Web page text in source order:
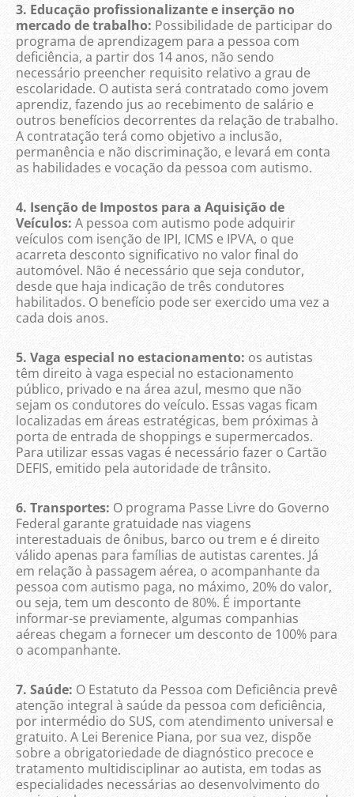
3. Educação profissionalizante e inserção no
mercado de trabalho: Possibilidade de participar do
programa de aprendizagem para a pessoa com
deficiência, a partir dos 14 anos, não sendo
necessário preencher requisito relativo a grau de
escolaridade. O autista será contratado como jovem
aprendiz, fazendo jus ao recebimento de salário e
outros benefícios decorrentes da relação de trabalho.
A contratação terá como objetivo a inclusão,
permanência e não discriminação, e levará em conta
as habilidades e vocação da pessoa com autismo.
4. Isenção de Impostos para a Aquisição de
Veículos: A pessoa com autismo pode adquirir
veículos com isenção de IPI, ICMS e IPVA, o que
acarreta desconto significativo no valor final do
automóvel. Não é necessário que seja condutor,
desde que haja indicação de três condutores
habilitados. O benefício pode ser exercido uma vez a
cada dois anos.
5. Vaga especial no estacionamento: os autistas
têm direito à vaga especial no estacionamento
público, privado e na área azul, mesmo que não
sejam os condutores do veículo. Essas vagas ficam
localizadas em áreas estratégicas, bem próximas à
porta de entrada de shoppings e supermercados.
Para utilizar essas vagas é necessário fazer o Cartão
DEFIS, emitido pela autoridade de trânsito.
6. Transportes: O programa Passe Livre do Governo
Federal garante gratuidade nas viagens
interestaduais de ônibus, barco ou trem e é direito
válido apenas para famílias de autistas carentes. Já
em relação à passagem aérea, o acompanhante da
pessoa com autismo paga, no máximo, 20% do valor,
ou seja, tem um desconto de 80%. É importante
informar-se previamente, algumas companhias
aéreas chegam a fornecer um desconto de 100% para
o acompanhante.
7. Saúde: O Estatuto da Pessoa com Deficiência prevê
atenção integral à saúde da pessoa com deficiência,
por intermédio do SUS, com atendimento universal e
gratuito. A Lei Berenice Piana, por sua vez, dispõe
sobre a obrigatoriedade de diagnóstico precoce e
tratamento multidisciplinar ao autista, em todas as
especialidades necessárias ao desenvolvimento do